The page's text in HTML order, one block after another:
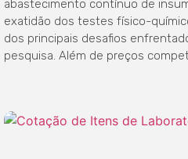
abastecimento contínuo de
exatidão dos testes físico-
dos principais desafios
pesquisa. Além de preços